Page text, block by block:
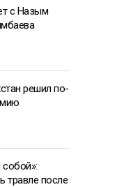
с Назым
решил по-
собой»:
травле после